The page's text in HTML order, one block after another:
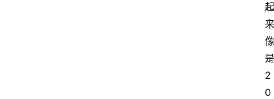
起
来
像
是
2
0